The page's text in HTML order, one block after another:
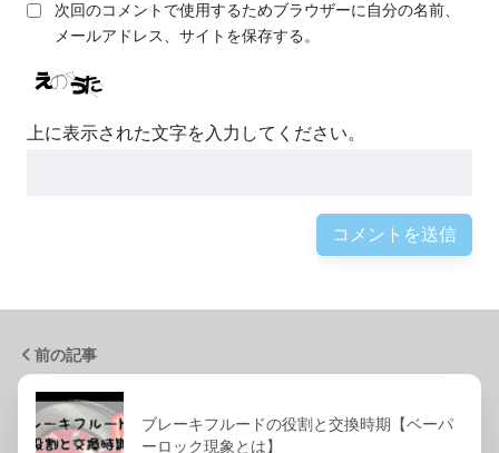
次回のコメントで使用するためブラウザーに自分の名前、
メールアドレス、サイトを保存する。
上に表示された文字を入力してください。
前の記事
ブレーキフルードの役割と交換時期【ベーパ
ーロック現象とは】